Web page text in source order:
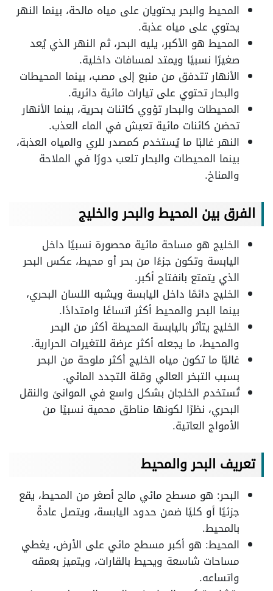
المحيط والبحر يحتويان على مياه مالحة، بينما النهر
يحتوي على مياه عذبة.
المحيط هو الأكبر، يليه البحر، ثم النهر الذي يُعد
صغيرًا نسبيًا ويمتد لمسافات داخلية.
الأنهار تتدفق من منبع إلى مصب، بينما المحيطات
والبحار تحتوي على تيارات مائية دائرية.
المحيطات والبحار تؤوي كائنات بحرية، بينما الأنهار
تحضن كائنات مائية تعيش في الماء العذب.
النهر غالبًا ما يُستخدم كمصدر للري والمياه العذبة،
بينما المحيطات والبحار تلعب دورًا في الملاحة
والمناخ.
الفرق بين المحيط والبحروالخليج
الخليج هو مساحة مائية محصورة نسبيًا داخل
اليابسة وتكون جزءًا من بحر أو محيط، عكس البحر
الذي يتمتع بانفتاح أكبر.
الخليج دائمًا داخل اليابسة ويشبه اللسان البحري،
بينما البحر والمحيط أكثر اتساعًا وامتدادًا.
الخليج يتأثر باليابسة المحيطة أكثر من البحر
والمحيط، ما يجعله أكثر عرضة للتغيرات الحرارية.
غالبًا ما تكون مياه الخليج أكثر ملوحة من البحر
بسبب التبخر العالي وقلة التجدد المائي.
تُستخدم الخلجان بشكل واسع في الموانئ والنقل
البحري، نظرًا لكونها مناطق محمية نسبيًا من
الأمواج العاتية.
تعريف البحر والمحيط
البحر: هو مسطح مائي مالح أصغر من المحيط، يقع
جزئيًا أو كليًا ضمن حدود اليابسة، ويتصل عادةً
بالمحيط.
المحيط: هو أكبر مسطح مائي على الأرض، يغطي
مساحات شاسعة ويحيط بالقارات، ويتميز بعمقه
واتساعه.